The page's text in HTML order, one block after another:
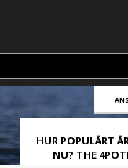
HUR POPULÄRT
NU? THE